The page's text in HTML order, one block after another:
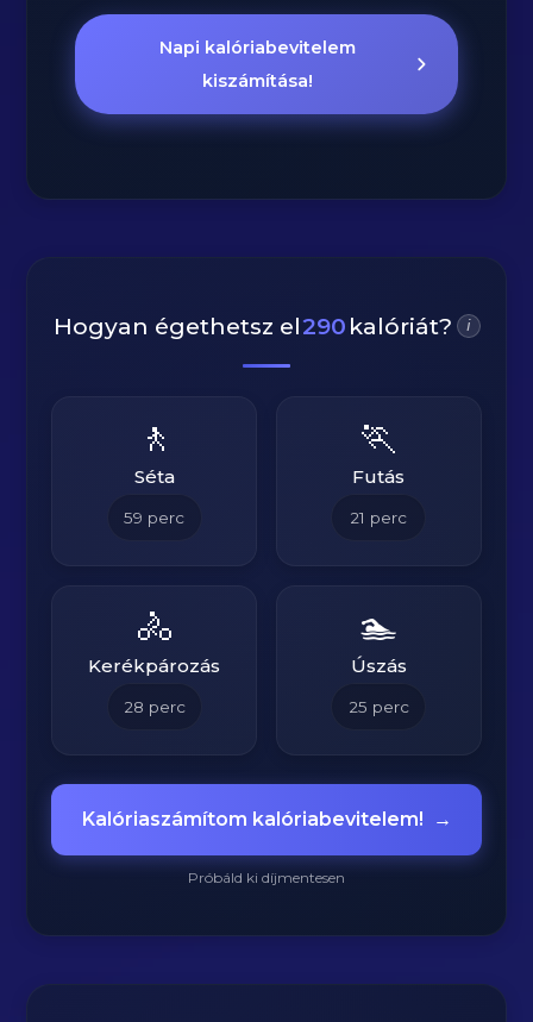
Napi kalóriabevitelem
kiszámítása!
Hogyan égethetsz el290 kalóriát? i
🚶
Séta
59 perc
🏃
Futás
21 perc
🚴
Kerékpározás
28 perc
🏊
Úszás
25 perc
Kalóriaszámítom kalóriabevitelem! →
Próbáld ki díjmentesen